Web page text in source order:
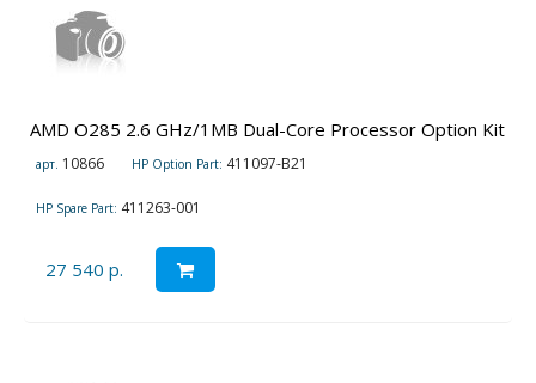
AMD O285 2.6 GHz/1MB Dual-Core Processor Option Kit
арт. 10866 HP Option Part: 411097-B21
HP Spare Part: 411263-001
27 540 р.